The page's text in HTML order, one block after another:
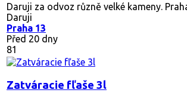
Daruji za odvoz různě velké kameny.
Daruji
Praha 13
Před 20 dny
81
Zatváracie fľaše 3l